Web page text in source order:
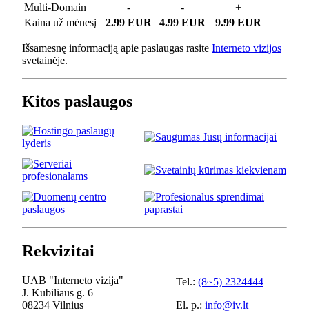
Multi-Domain
- -
+
Kaina už mėnesį
2.99 EUR 4.99 EUR 9.99 EUR
Išsamesnę informaciją apie paslaugas rasite Interneto vizijos
svetainėje.
Kitos paslaugos
Rekvizitai
UAB "Interneto vizija"
J. Kubiliaus g. 6
08234 Vilnius
Tel.: (8~5) 2324444
El. p.: info@iv.lt